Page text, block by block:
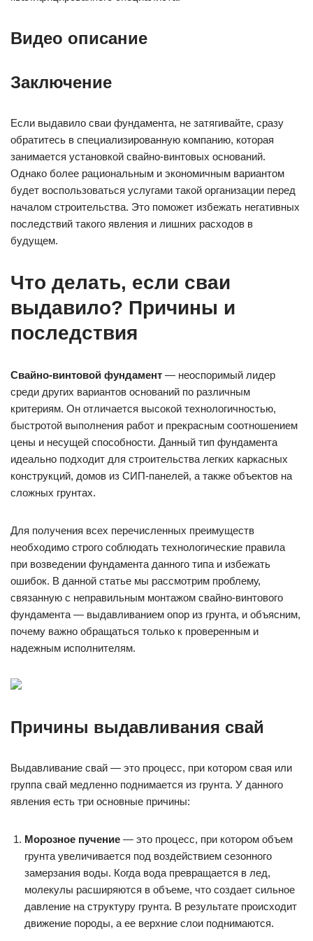
Видео описание
Заключение
Если выдавило сваи фундамента, не затягивайте, сразу
обратитесь в специализированную компанию, которая
занимается установкой свайно-винтовых оснований.
Однако более рациональным и экономичным вариантом
будет воспользоваться услугами такой организации перед
началом строительства. Это поможет избежать негативных
последствий такого явления и лишних расходов в
будущем.
Что делать, если сваи
выдавило? Причины и
последствия
Свайно-винтовой фундамент — неоспоримый лидер
среди других вариантов оснований по различным
критериям. Он отличается высокой технологичностью,
быстротой выполнения работ и прекрасным соотношением
цены и несущей способности. Данный тип фундамента
идеально подходит для строительства легких каркасных
конструкций, домов из СИП-панелей, а также объектов на
сложных грунтах.
Для получения всех перечисленных преимуществ
необходимо строго соблюдать технологические правила
при возведении фундамента данного типа и избежать
ошибок. В данной статье мы рассмотрим проблему,
связанную с неправильным монтажом свайно-винтового
фундамента — выдавливанием опор из грунта, и объясним,
почему важно обращаться только к проверенным и
надежным исполнителям.
Причины выдавливания свай
Выдавливание свай — это процесс, при котором свая или
группа свай медленно поднимается из грунта. У данного
явления есть три основные причины:
Морозное пучение — это процесс, при котором объем
грунта увеличивается под воздействием сезонного
замерзания воды. Когда вода превращается в лед,
молекулы расширяются в объеме, что создает сильное
давление на структуру грунта. В результате происходит
движение породы, а ее верхние слои поднимаются.